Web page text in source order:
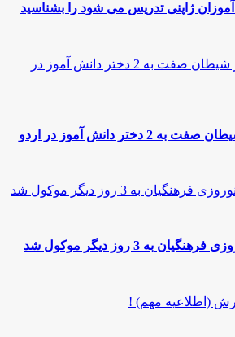
آموزان ژاپنی تدریس می شود را بشناسید
به 3 روز دیگر موکول شد